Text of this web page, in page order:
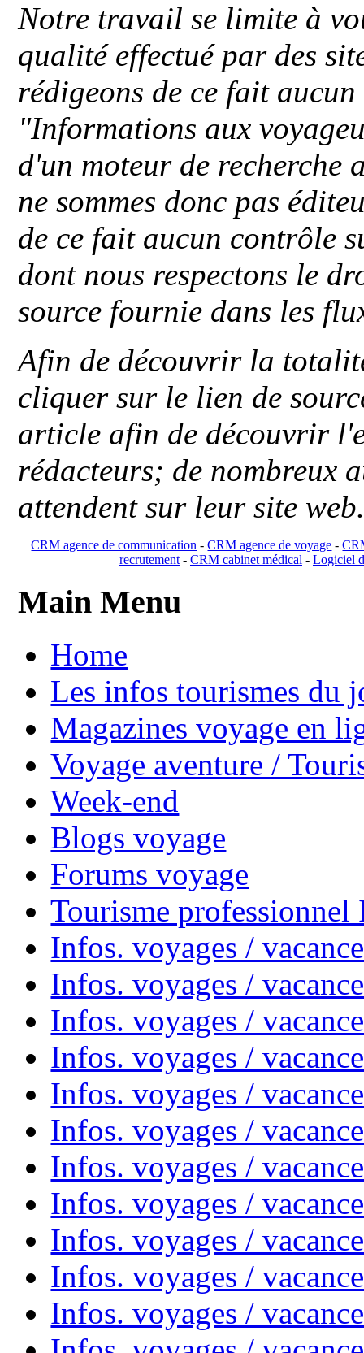
Notre travail se limite à
qualité effectué par des
rédigeons de ce fait
"Informations aux
d'un moteur de recherche
ne sommes donc pas
de ce fait aucun contrôle
dont nous respectons le
source fournie dans les
Afin de découvrir la
cliquer sur le lien de
article afin de découvrir
rédacteurs; de nombreux
attendent sur leur site
CRM agence de communication -CRM agence de voyage -
recrutement- CRM cabinet médical- Logiciel
Main Menu
Home
Les infos tourismes du
Magazines voyage en
Voyage aventure /
Week-end
Blogs voyage
Forums voyage
Tourisme
Infos. voyages /
Infos. voyages /
Infos. voyages /
Infos. voyages /
Infos. voyages /
Infos. voyages /
Infos. voyages /
Infos. voyages /
Infos. voyages /
Infos. voyages /
Infos. voyages /